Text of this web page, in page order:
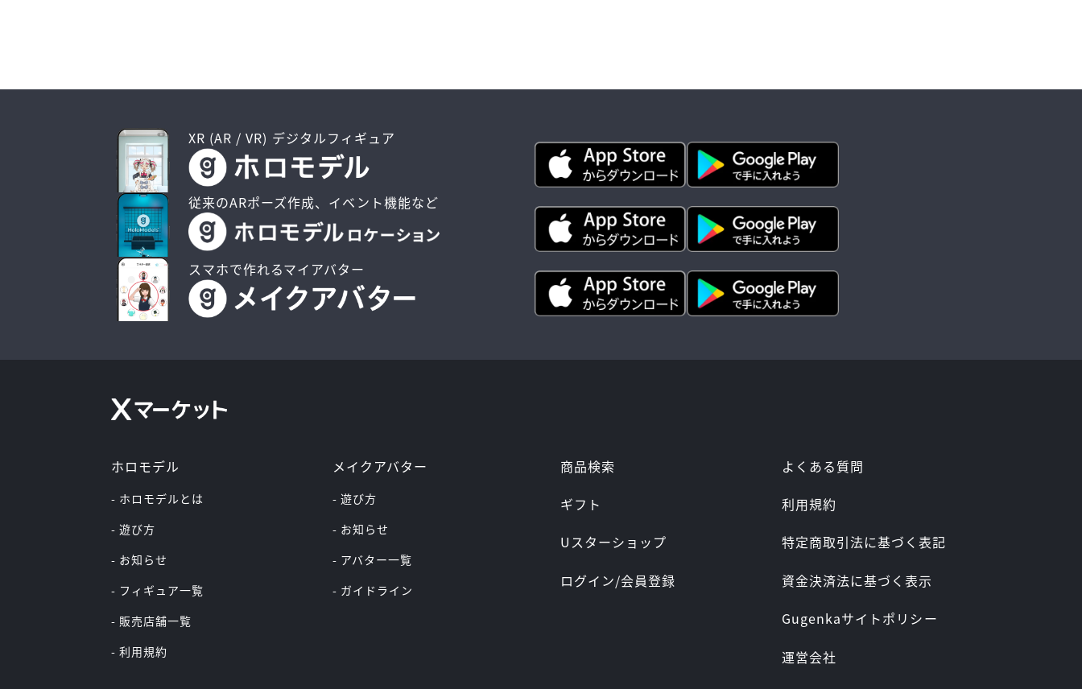
XR (AR / VR) デジタルフィギュア
従来のARポーズ作成、イベント機能など
スマホで作れるマイアバター
ホロモデル
- ホロモデルとは
- 遊び方
- お知らせ
- フィギュア一覧
- 販売店舗一覧
- 利用規約
メイクアバター
- 遊び方
- お知らせ
- アバター一覧
- ガイドライン
商品検索
ギフト
Uスターショップ
ログイン/会員登録
よくある質問
利用規約
特定商取引法に基づく表記
資金決済法に基づく表示
Gugenkaサイトポリシー
運営会社